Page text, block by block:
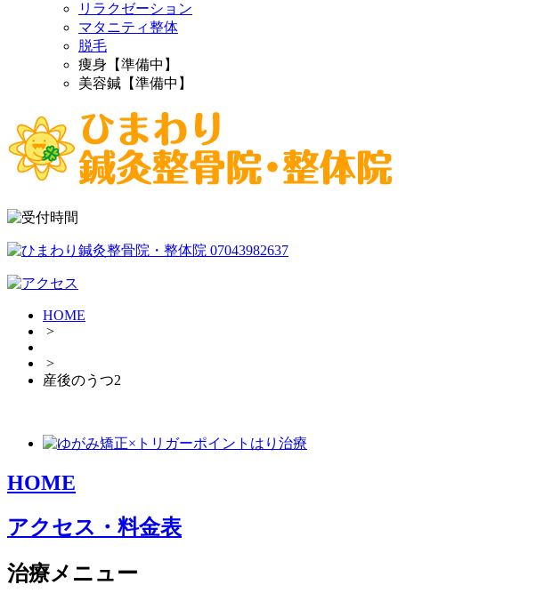
リラクゼーション
マタニティ整体
脱毛
痩身【準備中】
美容鍼【準備中】
HOME
>
>
産後のうつ2
HOME
アクセス・料金表
治療メニュー